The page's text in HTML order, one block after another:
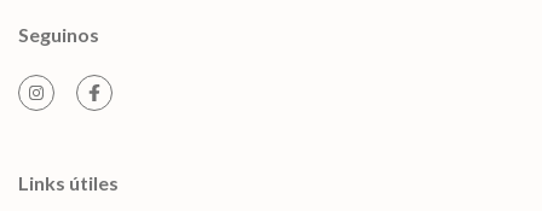
Seguinos
Links útiles